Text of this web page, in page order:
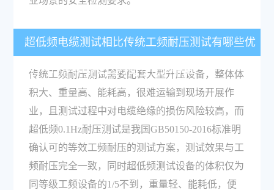
超低频电缆测试相比传统工频耐压测试有哪些优
势？HVA45TD在这方面有什么特点？
传统工频耐压测试需要配套大型升压设备，整体体
积大、重量高、能耗高，很难运输到现场开展作
业，且测试过程中对电缆绝缘的损伤风险较高，而
超低频0.1Hz耐压测试是我国GB50150-2016标准明
确认可的等效工频耐压的测试方案，测试效果与工
频耐压完全一致，同时超低频测试设备的体积仅为
同等级工频设备的1/5不到，重量轻、能耗低，便